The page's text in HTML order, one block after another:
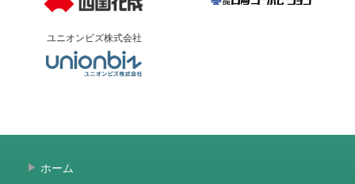
ユニオンビズ株式会社
ホーム